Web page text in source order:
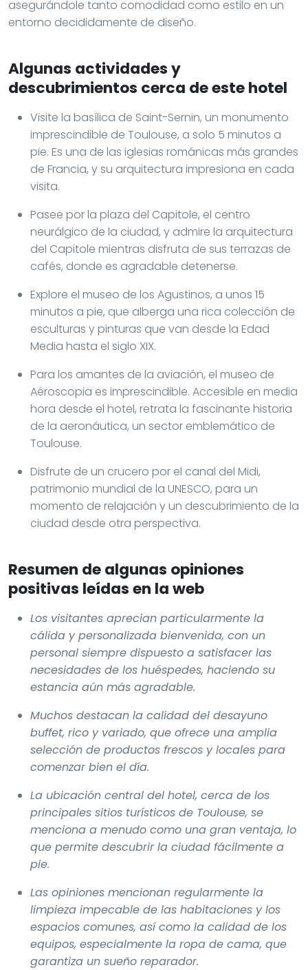
asegurándole tanto comodidad como estilo en un
entorno decididamente de diseño.
Algunas actividades y
descubrimientos cerca de este hotel
Visite la basílica de Saint-Sernin, un monumento
imprescindible de Toulouse, a solo 5 minutos a
pie. Es una de las iglesias románicas más grandes
de Francia, y su arquitectura impresiona en cada
visita.
Pasee por la plaza del Capitole, el centro
neurálgico de la ciudad, y admire la arquitectura
del Capitole mientras disfruta de sus terrazas de
cafés, donde es agradable detenerse.
Explore el museo de los Agustinos, a unos 15
minutos a pie, que alberga una rica colección de
esculturas y pinturas que van desde la Edad
Media hasta el siglo XIX.
Para los amantes de la aviación, el museo de
Aéroscopia es imprescindible. Accesible en media
hora desde el hotel, retrata la fascinante historia
de la aeronáutica, un sector emblemático de
Toulouse.
Disfrute de un crucero por el canal del Midi,
patrimonio mundial de la UNESCO, para un
momento de relajación y un descubrimiento de la
ciudad desde otra perspectiva.
Resumen de algunas opiniones
positivas leídas en la web
Los visitantes aprecian particularmente la
cálida y personalizada bienvenida, con un
personal siempre dispuesto a satisfacer las
necesidades de los huéspedes, haciendo su
estancia aún más agradable.
Muchos destacan la calidad del desayuno
buffet, rico y variado, que ofrece una amplia
selección de productos frescos y locales para
comenzar bien el día.
La ubicación central del hotel, cerca de los
principales sitios turísticos de Toulouse, se
menciona a menudo como una gran ventaja, lo
que permite descubrir la ciudad fácilmente a
pie.
Las opiniones mencionan regularmente la
limpieza impecable de las habitaciones y los
espacios comunes, así como la calidad de los
equipos, especialmente la ropa de cama, que
garantiza un sueño reparador.